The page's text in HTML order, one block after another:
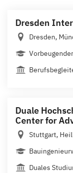
Dresden
Dresden,
Duale
Center for
Stuttgart,
Duales